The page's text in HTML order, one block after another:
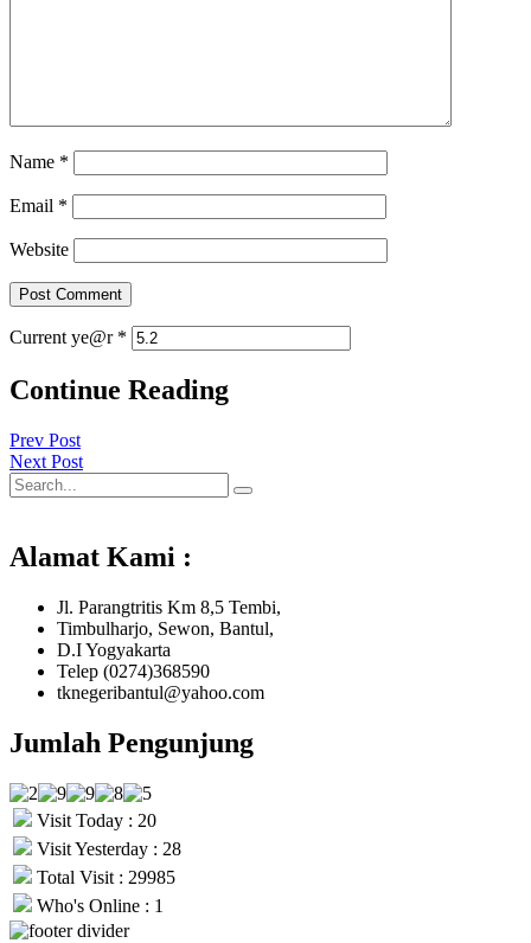
Name *
Email *
Website
Current ye@r *
Continue Reading
Prev Post
Next Post
Alamat Kami :
Jl. Parangtritis Km 8,5 Tembi,
Timbulharjo, Sewon, Bantul,
D.I Yogyakarta
Telep (0274)368590
tknegeribantul@yahoo.com
Jumlah Pengunjung
Visit Today : 20
Visit Yesterday : 28
Total Visit : 29985
Who's Online : 1